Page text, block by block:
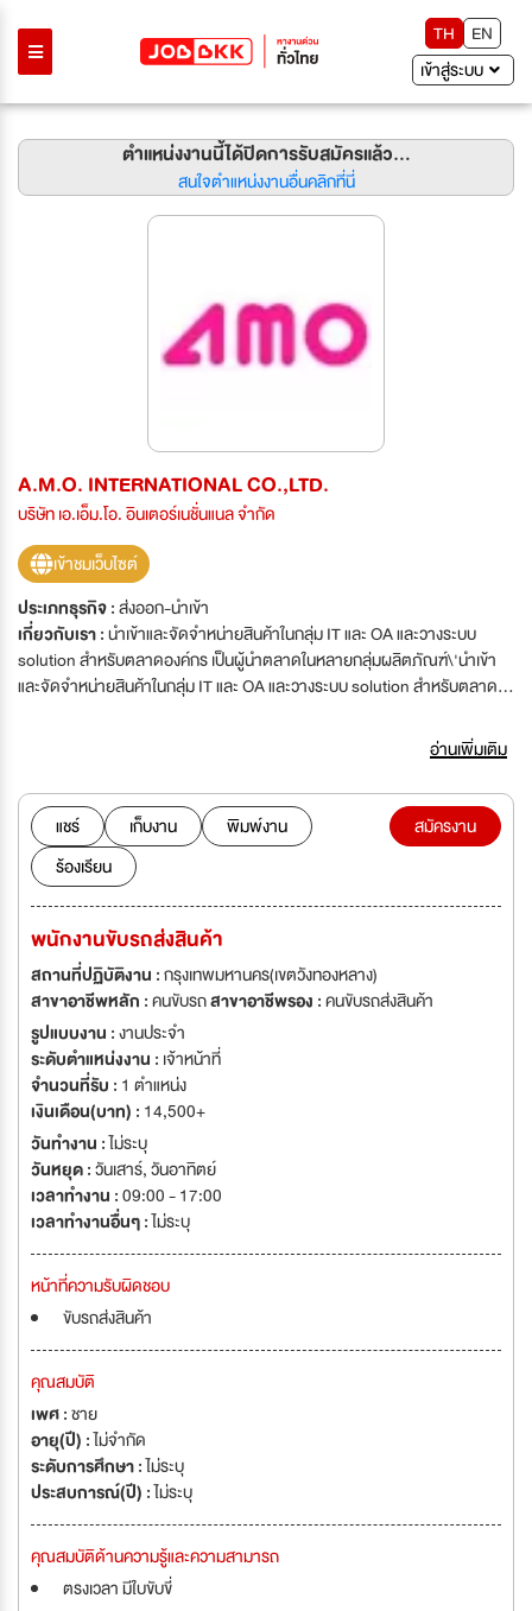
TH
EN
เข้าสู่ระบบ
ตำแหน่งงานนี้ได้ปิดการรับสมัครแล้ว...
สนใจตำแหน่งงานอื่นคลิกที่นี่
A.M.O. INTERNATIONAL CO.,LTD.
บริษัท เอ.เอ็ม.โอ. อินเตอร์เนชั่นแนล จำกัด
เข้าชมเว็บไซต์
ประเภทธุรกิจ :ส่งออก-นำเข้า
เกี่ยวกับเรา :นำเข้าและจัดจำหน่ายสินค้าในกลุ่ม IT และ OA และวางระบบ
solution สำหรับตลาดองค์กร เป็นผู้นำตลาดในหลายกลุ่มผลิตภัณฑ์\'นำเข้า
และจัดจำหน่ายสินค้าในกลุ่ม IT และ OA และวางระบบ solution สำหรับตลาด
อ่านเพิ่มเติม
แชร์ เก็บงาน
พิมพ์งาน
ร้องเรียน
สมัครงาน
พนักงานขับรถส่งสินค้า
สถานที่ปฏิบัติงาน :กรุงเทพมหานคร(เขตวังทองหลาง)
สาขาอาชีพหลัก :คนขับรถสาขาอาชีพรอง :คนขับรถส่งสินค้า
รูปแบบงาน :งานประจำ
ระดับตำแหน่งงาน : เจ้าหน้าที่
จำนวนที่รับ : 1 ตำแหน่ง
เงินเดือน(บาท) : 14,500+
วันทำงาน :ไม่ระบุ
วันหยุด :วันเสาร์,วันอาทิตย์
เวลาทำงาน :09:00 - 17:00
เวลาทำงานอื่นๆ :ไม่ระบุ
หน้าที่ความรับผิดชอบ
ขับรถส่งสินค้า
คุณสมบัติ
เพศ :ชาย
อายุ(ปี) :ไม่จำกัด
ระดับการศึกษา :ไม่ระบุ
ประสบการณ์(ปี) :ไม่ระบุ
คุณสมบัติด้านความรู้และความสามารถ
ตรงเวลา มีใบขับขี่